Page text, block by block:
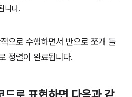
니다.
으로 수행하면서 반으로 쪼개 들
정렬이 완료됩니다.